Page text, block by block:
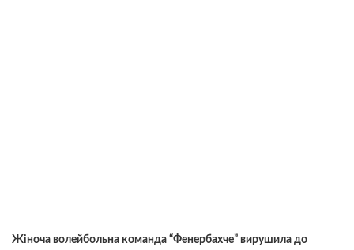
Жіноча волейбольна команда “Фенербахче” вирушила до